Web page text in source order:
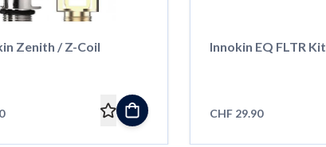
Zenith / Z-Coil Innokin EQ FLTR Kit
CHF 29.90